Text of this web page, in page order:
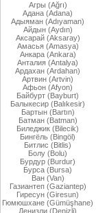
Агры (Ağrı)
Адана (Adana)
Адыяман (Adıyaman)
Айдын (Aydın)
Аксарай (Aksaray)
Амасья (Amasya)
Анкара (Ankara)
Анталия (Antalya)
Ардахан (Ardahan)
Артвин (Artvin)
Афьон (Afyon)
Байбурт (Bayburt)
Балыкесир (Balıkesir)
Бартын (Bartın)
Батман (Batman)
Биледжик (Bilecik)
Бингёль (Bingöl)
Битлис (Bitlis)
Болу (Bolu)
Бурдур (Burdur)
Бурса (Bursa)
Ван (Van)
Газиантеп (Gaziantep)
Гиресун (Giresun)
Гюмюшхане (Gümüşhane)
Денизли (Denizli)